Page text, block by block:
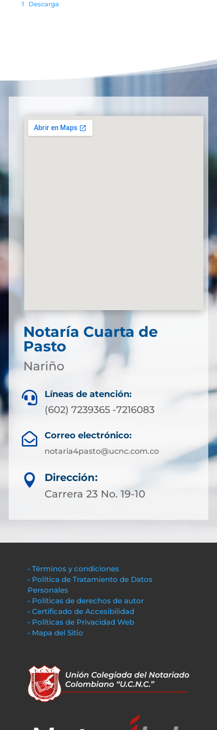
1
Descarga
Notaría Cuarta de
Pasto
Nariño
 Líneas de atención:
(602) 7239365 -7216083
 Correo electrónico:
notaria4pasto@ucnc.com.co

Dirección:
Carrera 23 No. 19-10
• Términos y condiciones
• Política de Tratamiento de Datos
Personales
• Políticas de derechos de autor
• Certificado de Accesibilidad
• Políticas de Privacidad Web
• Mapa del Sitio